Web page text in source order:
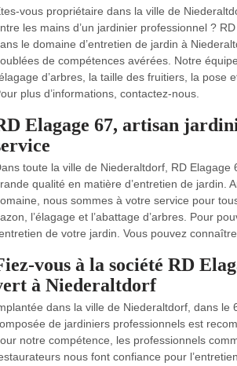
vous propriétaire dans la ville de
les mains d’un jardinier professionnel ?
le domaine d’entretien de jardin à
de compétences avérées. Notre
d’arbres, la taille des fruitiers, la pose
plus d’informations, contactez-nous.
Elagage 67, artisan
toute la ville de Niederaltdorf, RD
qualité en matière d’entretien de jardin.
nous sommes à votre service pour
l’élagage et l’abattage d’arbres. Pour
de votre jardin. Vous pouvez
vous à la société RD
à Niederaltdorf
dans la ville de Niederaltdorf, dans
de jardiniers professionnels est
notre compétence, les professionnels
nous font confiance pour